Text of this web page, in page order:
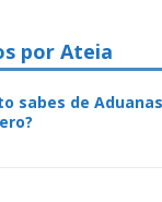
por Ateia
sabes de